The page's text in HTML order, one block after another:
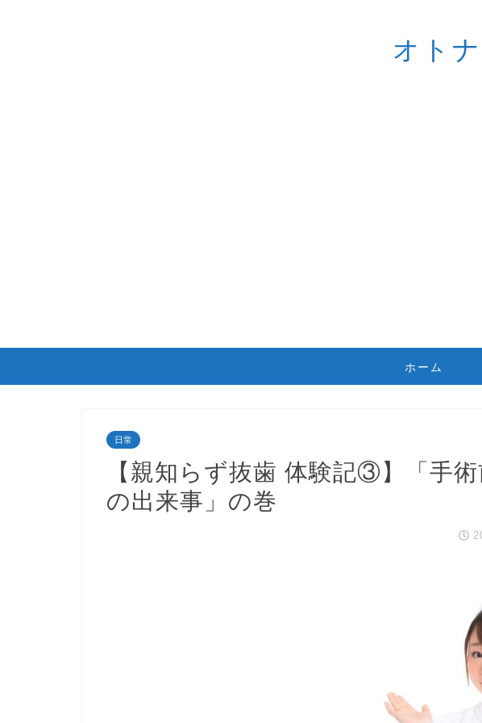
オト
ホーム
日常
【親知らず抜歯 体験記③】「手
の出来事」の巻